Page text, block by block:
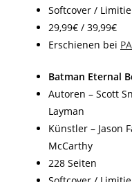
Softcover /
29,99€ / 39,99€
Erschienen bei
Batman Eternal
Autoren – Scott
Layman
Künstler – Jason
McCarthy
228 Seiten